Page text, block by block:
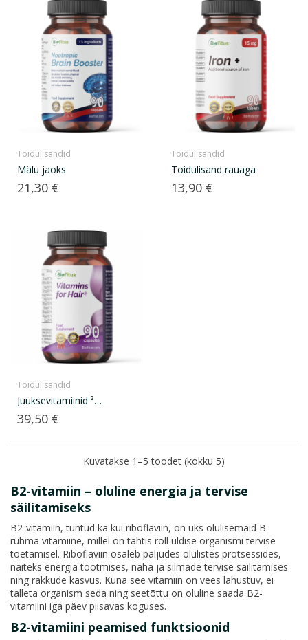
Toidulisandid
Mälu jaoks
Hind
21,30 €
Toidulisandid
Toidulisand rauaga
Hind
13,90 €
Toidulisandid
Juuksevitamiinid ²
hüaluroonhappega
Hind
39,50 €
Kuvatakse 1–5 toodet (kokku 5)
B2-vitamiin – oluline energia ja tervise
säilitamiseks
B2-vitamiin, tuntud ka kui riboflaviin, on üks olulisemaid B-
rühma vitamiine, millel on tähtis roll üldise organismi tervise
toetamisel. Riboflaviin osaleb paljudes olulistes protsessides,
näiteks energia tootmises, naha ja silmade tervise säilitamises
ning rakkude kasvus. Kuna see vitamiin on vees lahustuv, ei
talleta organism seda ning seetõttu on oluline saada B2-
vitamiini iga päev piisavas koguses.
B2-vitamiini peamised funktsioonid